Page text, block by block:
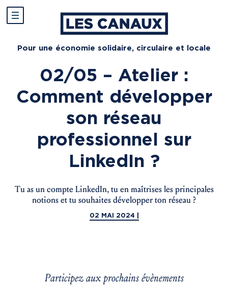
Pour une économie solidaire, circulaire et locale
02/05 – Atelier :
Comment développer
son réseau
professionnel sur
LinkedIn ?
Tu as un compte LinkedIn, tu en maîtrises les principales
notions et tu souhaites développer ton réseau ?
02 MAI 2024 |
Participez aux prochains évènements